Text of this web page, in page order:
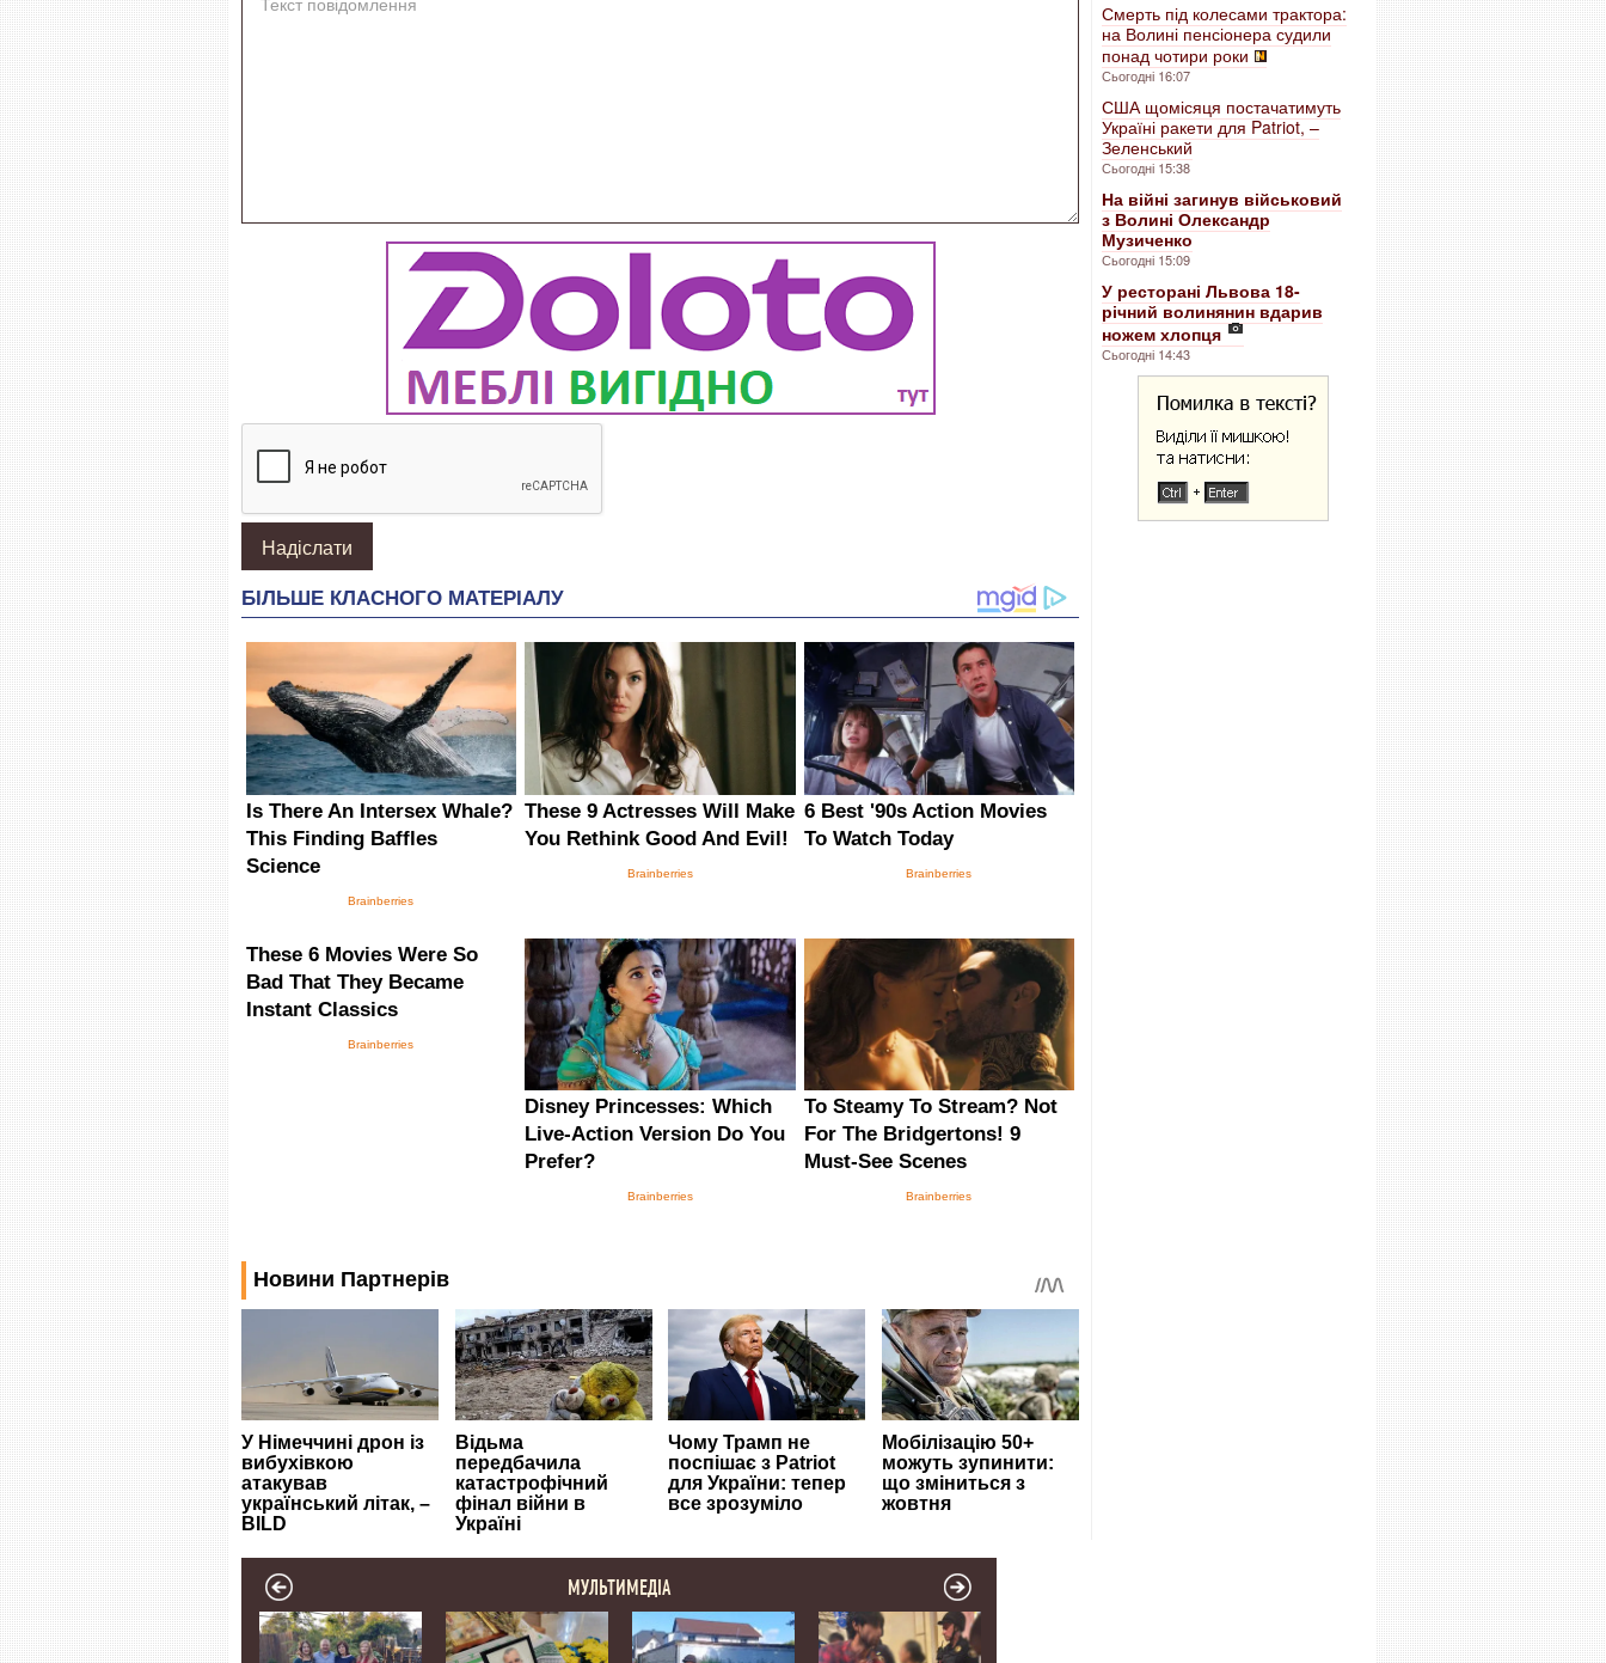
Смерть під колесами трактора:
на Волині пенсіонера судили
понад чотири роки
Сьогодні 16:07
США щомісяця постачатимуть
Україні ракети для Patriot, –
Зеленський
Сьогодні 15:38
На війні загинув військовий
з Волині Олександр
Музиченко
Сьогодні 15:09
У ресторані Львова 18-
річний волинянин вдарив
ножем хлопця
Сьогодні 14:43
МУЛЬТИМЕДІА